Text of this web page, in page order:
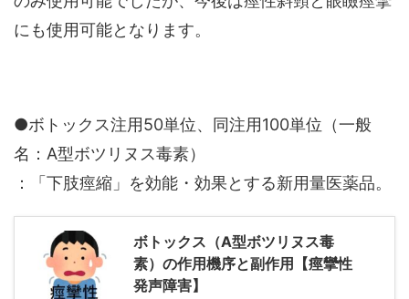
にも使用可能となります。
●ボトックス注用50単位、同注用100単位（一般
名：A型ボツリヌス毒素）
：「下肢痙縮」を効能・効果とする新用量医薬品。
ボトックス（A型ボツリヌス毒
素）の作用機序と副作用【痙攣性
発声障害】